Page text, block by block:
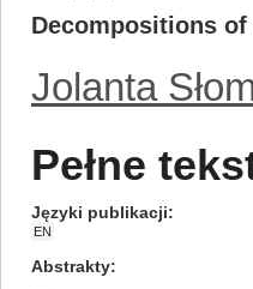
Decompositions
Jolanta
Pełne
Języki publikacji
EN
Abstrakty